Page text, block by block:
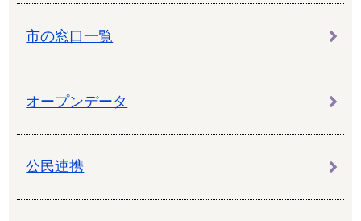
市の窓口一覧
オープンデータ
公民連携